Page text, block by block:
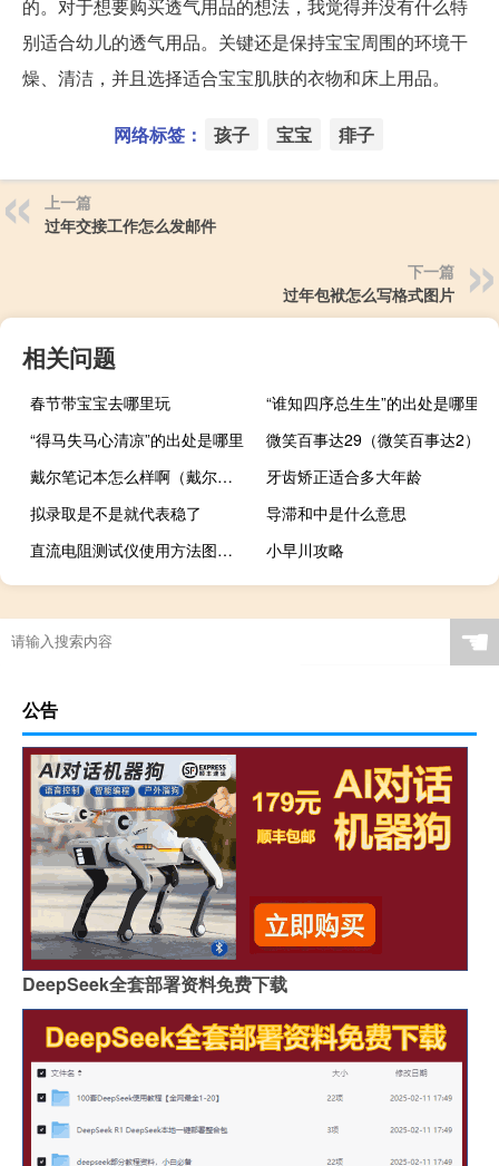
的。对于想要购买透气用品的想法，我觉得并没有什么特
别适合幼儿的透气用品。关键还是保持宝宝周围的环境干
燥、清洁，并且选择适合宝宝肌肤的衣物和床上用品。
网络标签： 孩子 宝宝 痱子
上一篇
过年交接工作怎么发邮件
下一篇
过年包袱怎么写格式图片
相关问题
春节带宝宝去哪里玩
“谁知四序总生生”的出处是哪里
“得马失马心清凉”的出处是哪里
微笑百事达29（微笑百事达2）
戴尔笔记本怎么样啊（戴尔笔记本的优缺点有什么）
牙齿矫正适合多大年龄
拟录取是不是就代表稳了
导滞和中是什么意思
直流电阻测试仪使用方法图解（直流电阻测试仪使用方法）
小早川攻略
☚
公告
DeepSeek全套部署资料免费下载